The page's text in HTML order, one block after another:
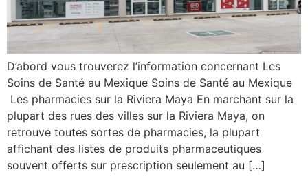
D’abord vous trouverez l’information concernant Les
Soins de Santé au Mexique Soins de Santé au Mexique
Les pharmacies sur la Riviera Maya En marchant sur la
plupart des rues des villes sur la Riviera Maya, on
retrouve toutes sortes de pharmacies, la plupart
affichant des listes de produits pharmaceutiques
souvent offerts sur prescription seulement au […]